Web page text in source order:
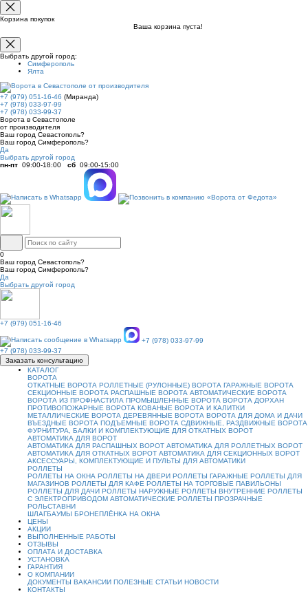
Корзина покупок
Ваша корзина пуста!
Выбрать другой город:
Симферополь
Ялта
+7 (979) 051-16-46 (Миранда)
+7 (978) 033-97-99
+7 (978) 033-99-37
Ворота в Севастополе
от производителя
Ваш город Севастополь?
Ваш город Симферополь?
Да
Выбрать другой город
пн-пт 09:00-18:00 сб 09:00-15:00
0
Ваш город Севастополь?
Ваш город Симферополь?
Да
Выбрать другой город
+7 (979) 051-16-46
+7 (978) 033-97-99
+7 (978) 033-99-37
Заказать консультацию
КАТАЛОГ
ВОРОТА
ОТКАТНЫЕ ВОРОТА РОЛЛЕТНЫЕ (РУЛОННЫЕ) ВОРОТА ГАРАЖНЫЕ ВОРОТА
СЕКЦИОННЫЕ ВОРОТА РАСПАШНЫЕ ВОРОТА АВТОМАТИЧЕСКИЕ ВОРОТА
ВОРОТА ИЗ ПРОФНАСТИЛА ПРОМЫШЛЕННЫЕ ВОРОТА ВОРОТА ДОРХАН
ПРОТИВОПОЖАРНЫЕ ВОРОТА КОВАНЫЕ ВОРОТА И КАЛИТКИ
МЕТАЛЛИЧЕСКИЕ ВОРОТА ДЕРЕВЯННЫЕ ВОРОТА ВОРОТА ДЛЯ ДОМА И ДАЧИ
ВЪЕЗДНЫЕ ВОРОТА ПОДЪЕМНЫЕ ВОРОТА СДВИЖНЫЕ, РАЗДВИЖНЫЕ ВОРОТА
ФУРНИТУРА, БАЛКИ И КОМПЛЕКТУЮЩИЕ ДЛЯ ОТКАТНЫХ ВОРОТ
АВТОМАТИКА ДЛЯ ВОРОТ
АВТОМАТИКА ДЛЯ РАСПАШНЫХ ВОРОТ АВТОМАТИКА ДЛЯ РОЛЛЕТНЫХ ВОРОТ
АВТОМАТИКА ДЛЯ ОТКАТНЫХ ВОРОТ АВТОМАТИКА ДЛЯ СЕКЦИОННЫХ ВОРОТ
АКСЕССУАРЫ, КОМПЛЕКТУЮЩИЕ И ПУЛЬТЫ ДЛЯ АВТОМАТИКИ
РОЛЛЕТЫ
РОЛЛЕТЫ НА ОКНА РОЛЛЕТЫ НА ДВЕРИ РОЛЛЕТЫ ГАРАЖНЫЕ РОЛЛЕТЫ ДЛЯ
МАГАЗИНОВ РОЛЛЕТЫ ДЛЯ КАФЕ РОЛЛЕТЫ НА ТОРГОВЫЕ ПАВИЛЬОНЫ
РОЛЛЕТЫ ДЛЯ ДАЧИ РОЛЛЕТЫ НАРУЖНЫЕ РОЛЛЕТЫ ВНУТРЕННИЕ РОЛЛЕТЫ
С ЭЛЕКТРОПРИВОДОМ АВТОМАТИЧЕСКИЕ РОЛЛЕТЫ ПРОЗРАЧНЫЕ
РОЛЬСТАВНИ
ШЛАГБАУМЫ БРОНЕПЛЁНКА НА ОКНА
ЦЕНЫ
АКЦИИ
ВЫПОЛНЕННЫЕ РАБОТЫ
ОТЗЫВЫ
ОПЛАТА И ДОСТАВКА
УСТАНОВКА
ГАРАНТИЯ
О КОМПАНИИ
ДОКУМЕНТЫ ВАКАНСИИ ПОЛЕЗНЫЕ СТАТЬИ НОВОСТИ
КОНТАКТЫ